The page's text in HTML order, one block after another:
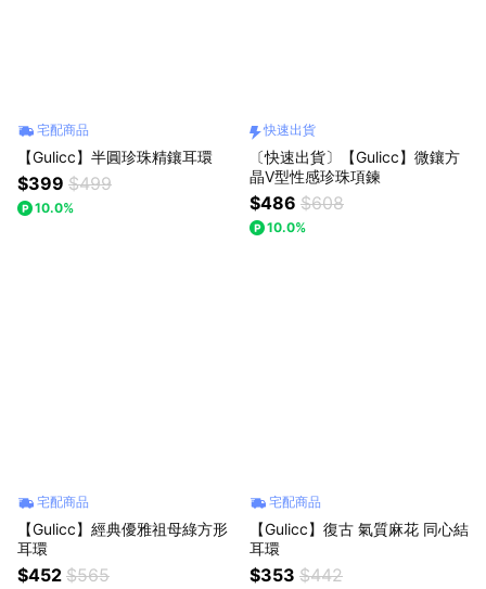
宅配商品
【Gulicc】半圓珍珠精鑲耳環
$399 $499
10.0%
快速出貨
〔快速出貨〕【Gulicc】微鑲方
晶V型性感珍珠項鍊
$486 $608
10.0%
宅配商品
【Gulicc】經典優雅祖母綠方形
耳環
$452 $565
宅配商品
【Gulicc】復古 氣質麻花 同心結
耳環
$353 $442